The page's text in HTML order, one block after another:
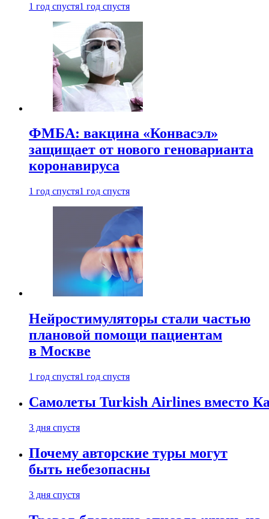
1 год спустя1 год спустя
ФМБА: вакцина «Конвасэл»
защищает от нового геноварианта
коронавируса
1 год спустя1 год спустя
Нейростимуляторы стали частью
плановой помощи пациентам
в Москве
1 год спустя1 год спустя
Самолеты Turkish Airlines вместо
3 дня спустя
Почему авторские туры могут
быть небезопасны
3 дня спустя